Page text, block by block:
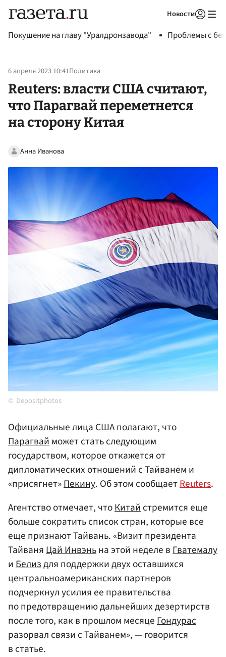
Новости
Покушение на главу "Уралдронзавода" Проблемы с
6 апреля 2023 10:41Политика
Reuters: власти США считают,
что Парагвай переметнется
на сторону Китая
Анна Иванова
Depositphotos
Официальные лицаСШАполагают, что
Парагвайможет стать следующим
государством, которое откажется от
дипломатических отношений с Тайванем и
«присягнет»Пекину. Об этом сообщаетReuters.
Агентство отмечает, чтоКитайстремится еще
больше сократить список стран, которые все
еще признают Тайвань. «Визит президента
ТайваняЦай Инвэньна этой неделе вГватемалу
иБелиздля поддержки двух оставшихся
центральноамериканских партнеров
подчеркнул усилия ее правительства
по предотвращению дальнейших дезертирств
после того, как в прошлом месяцеГондурас
разорвал связи с Тайванем», — говорится
в статье.